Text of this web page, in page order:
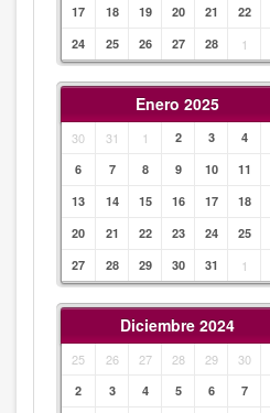
17
18 19 20 21 22
24
25 26 27 28 1
Enero 2025
30 31 1 2 3 4
6
7 8 9 10 11
13
14 15 16 17 18
20
21 22 23 24 25
27
28 29 30 31 1
Diciembre 2024
25 26 27 28 29 30
2
3 4 5 6 7